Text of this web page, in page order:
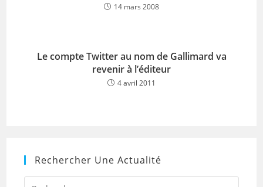
14 mars 2008
Le compte Twitter au nom de Gallimard va
revenir à l’éditeur
4 avril 2011
Rechercher Une Actualité
Press